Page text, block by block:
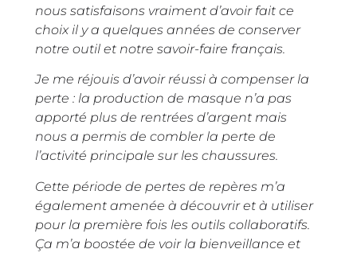
nous satisfaisons vraiment d’avoir fait ce
choix il y a quelques années de conserver
notre outil et notre savoir-faire français.
Je me réjouis d’avoir réussi à compenser la
perte : la production de masque n’a pas
apporté plus de rentrées d’argent mais
nous a permis de combler la perte de
l’activité principale sur les chaussures.
Cette période de pertes de repères m’a
également amenée à découvrir et à utiliser
pour la première fois les outils collaboratifs.
Ça m’a boostée de voir la bienveillance et